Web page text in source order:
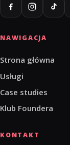
NAWIGACJA
Strona główna
Usługi
Case studies
Klub Foundera
KONTAKT